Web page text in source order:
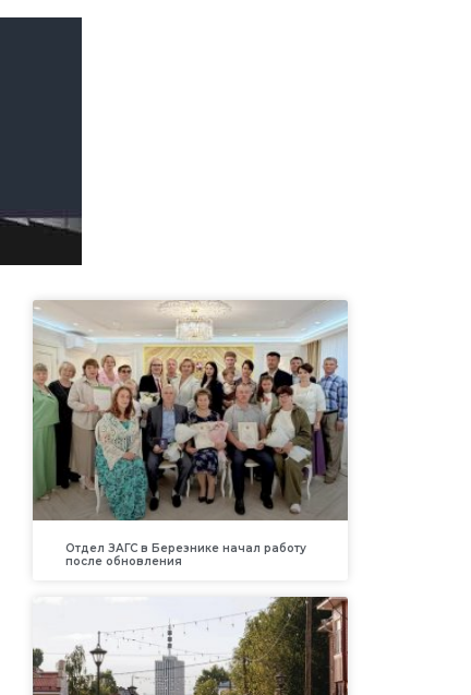
Отдел ЗАГС в Березнике начал работу
после обновления